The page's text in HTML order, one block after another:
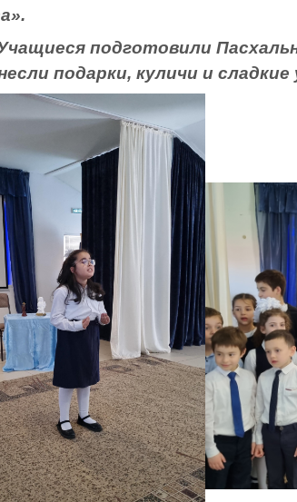
подготовили
подарки, куличи и сладкие